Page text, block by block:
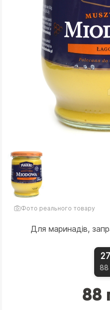
Фото реального товару
Для маринадів,
88
88